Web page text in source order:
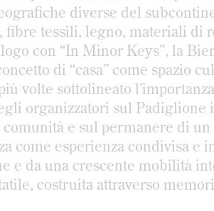
diverse del
tessili, legno, materiali di
con “In Minor Keys”, la
di “casa” come spazio
volte sottolineato
organizzatori sul Padiglione
e sul permanere di
come esperienza condivisa e
e da una crescente mobilità
costruita attraverso